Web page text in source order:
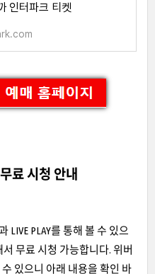
인터파크 티켓
료 시청 안내
LIVE PLAY를 통해 볼 수 있으
무료 시청 가능합니다. 위버
있으니 아래 내용을 확인 바